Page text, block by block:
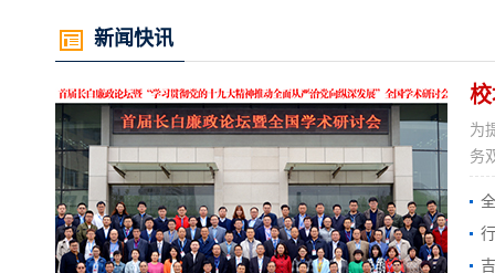
新闻快讯
为
务